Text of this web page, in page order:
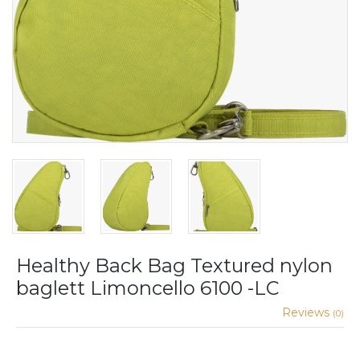
Healthy Back Bag Textured nylon
baglett Limoncello 6100 -LC
Reviews (0)